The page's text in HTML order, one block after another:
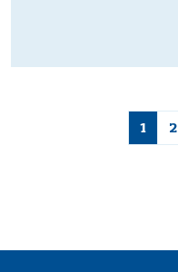
1 2